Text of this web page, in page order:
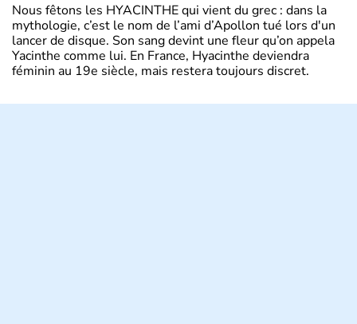
Nous fêtons les HYACINTHE qui vient du grec : dans la
mythologie, c’est le nom de l’ami d’Apollon tué lors d'un
lancer de disque. Son sang devint une fleur qu’on appela
Yacinthe comme lui. En France, Hyacinthe deviendra
féminin au 19e siècle, mais restera toujours discret.